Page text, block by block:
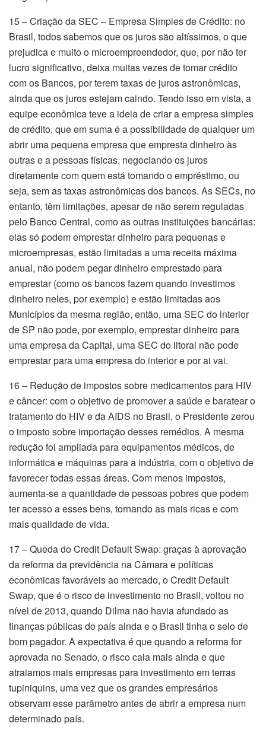
15 – Criação da SEC – Empresa Simples de Crédito: no
Brasil, todos sabemos que os juros são altíssimos, o que
prejudica e muito o microempreendedor, que, por não ter
lucro significativo, deixa muitas vezes de tomar crédito
com os Bancos, por terem taxas de juros astronômicas,
ainda que os juros estejam caindo. Tendo isso em vista, a
equipe econômica teve a ideia de criar a empresa simples
de crédito, que em suma é a possibilidade de qualquer um
abrir uma pequena empresa que empresta dinheiro às
outras e a pessoas físicas, negociando os juros
diretamente com quem está tomando o empréstimo, ou
seja, sem as taxas astronômicas dos bancos. As SECs, no
entanto, têm limitações, apesar de não serem reguladas
pelo Banco Central, como as outras instituições bancárias:
elas só podem emprestar dinheiro para pequenas e
microempresas, estão limitadas a uma receita máxima
anual, não podem pegar dinheiro emprestado para
emprestar (como os bancos fazem quando investimos
dinheiro neles, por exemplo) e estão limitadas aos
Municípios da mesma região, então, uma SEC do interior
de SP não pode, por exemplo, emprestar dinheiro para
uma empresa da Capital, uma SEC do litoral não pode
emprestar para uma empresa do interior e por ai vai.
16 – Redução de impostos sobre medicamentos para HIV
e câncer: com o objetivo de promover a saúde e baratear o
tratamento do HIV e da AIDS no Brasil, o Presidente zerou
o imposto sobre importação desses remédios. A mesma
redução foi ampliada para equipamentos médicos, de
informática e máquinas para a indústria, com o objetivo de
favorecer todas essas áreas. Com menos impostos,
aumenta-se a quantidade de pessoas pobres que podem
ter acesso a esses bens, tornando as mais ricas e com
mais qualidade de vida.
17 – Queda do Credit Default Swap: graças à aprovação
da reforma da previdência na Câmara e políticas
econômicas favoráveis ao mercado, o Credit Default
Swap, que é o risco de investimento no Brasil, voltou no
nível de 2013, quando Dilma não havia afundado as
finanças públicas do país ainda e o Brasil tinha o selo de
bom pagador. A expectativa é que quando a reforma for
aprovada no Senado, o risco caia mais ainda e que
atraiamos mais empresas para investimento em terras
tupiniquins, uma vez que os grandes empresários
observam esse parâmetro antes de abrir a empresa num
determinado país.